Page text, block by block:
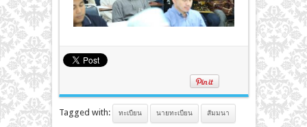
Tagged with: ทะเบียน นายทะเบียน สัมมนา